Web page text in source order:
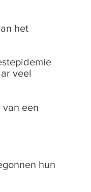
het
veel
een
hun